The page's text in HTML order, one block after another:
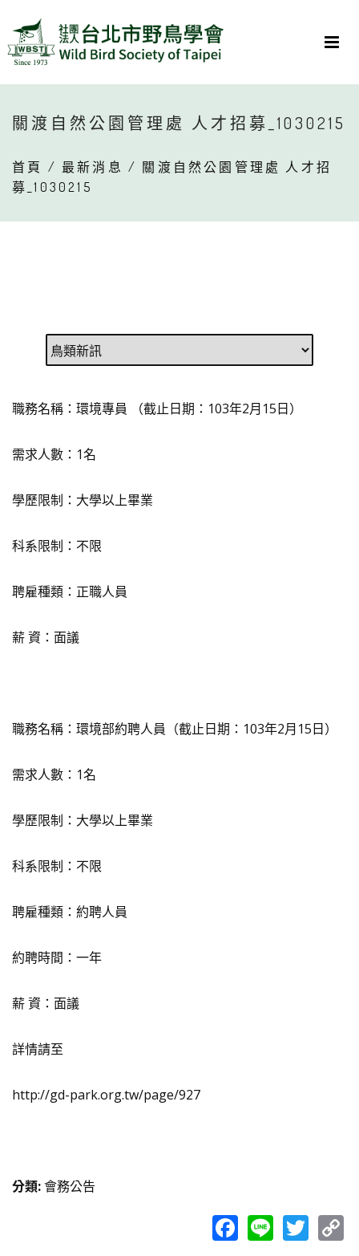
關渡自然公園管理處 人才招募_1030215
首頁 / 最新消息 / 關渡自然公園管理處 人才招
募_1030215
職務名稱：環境專員 （截止日期：103年2月15日）
需求人數：1名
學歷限制：大學以上畢業
科系限制：不限
聘雇種類：正職人員
薪 資：面議
職務名稱：環境部約聘人員（截止日期：103年2月15日）
需求人數：1名
學歷限制：大學以上畢業
科系限制：不限
聘雇種類：約聘人員
約聘時間：一年
薪 資：面議
詳情請至
http://gd-park.org.tw/page/927
分類:會務公告
Facebook
Line